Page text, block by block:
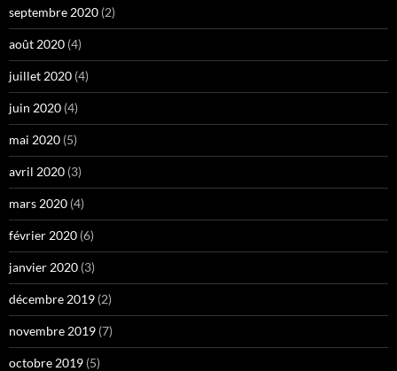
septembre 2020 (2)
août 2020 (4)
juillet 2020 (4)
juin 2020 (4)
mai 2020 (5)
avril 2020 (3)
mars 2020 (4)
février 2020 (6)
janvier 2020 (3)
décembre 2019 (2)
novembre 2019 (7)
octobre 2019 (5)